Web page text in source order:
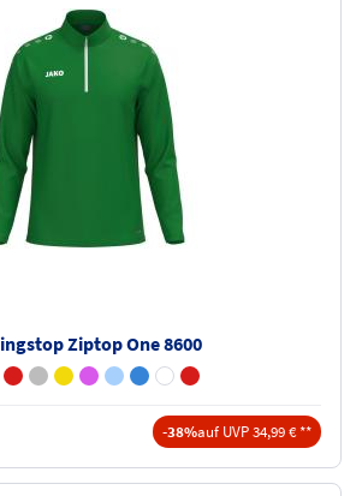
Ziptop One 8600
-38%auf UVP 34,99 € **